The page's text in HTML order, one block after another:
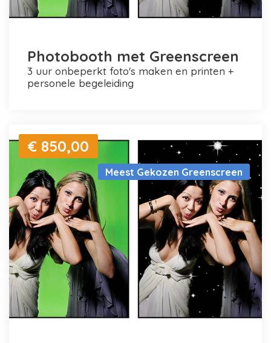
Photobooth met Greenscreen
3 uur onbeperkt foto's maken en printen +
personele begeleiding
Meest Gekozen Greenscreen
€ 850,00